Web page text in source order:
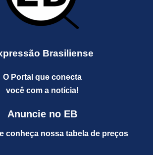
Brasiliense
O Portal que conecta
você com a notícia!
Anuncie no EB
conheça nossa tabela de preços